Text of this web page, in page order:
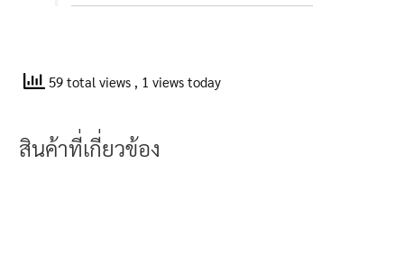
59 total views , 1 views today
สินค้าที่เกี่ยวข้อง